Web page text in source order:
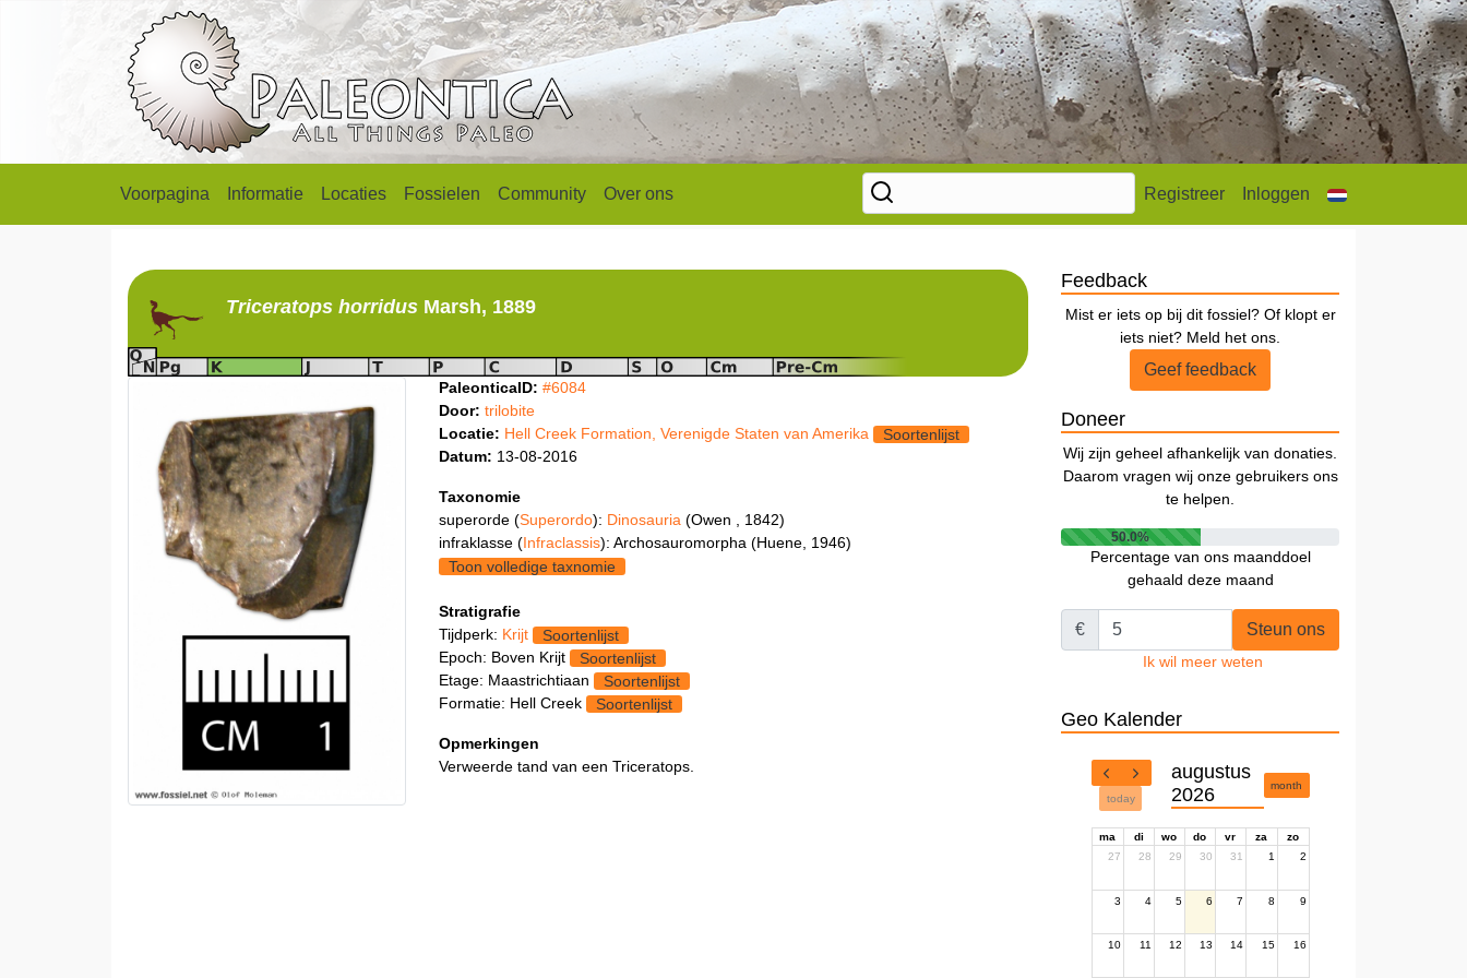
Voorpagina Informatie Locaties Fossielen Community Over ons Registreer Inloggen
Triceratopshorridus Marsh, 1889
PaleonticaID: #6084
Door: trilobite
Locatie: Hell Creek Formation, Verenigde Staten van Amerika
Soortenlijst
Datum: 13-08-2016
Taxonomie
superorde (Superordo): Dinosauria (Owen , 1842)
infraklasse (Infraclassis): Archosauromorpha (Huene, 1946)
Toon volledige taxnomie
Stratigrafie
Tijdperk: Krijt
Soortenlijst
Epoch: Boven Krijt
Soortenlijst
Etage: Maastrichtiaan
Soortenlijst
Formatie: Hell Creek
Soortenlijst
Opmerkingen
Verweerde tand van een Triceratops.
Feedback
Mist er iets op bij dit fossiel? Of klopt er
iets niet? Meld het ons.
Geef feedback
Doneer
Wij zijn geheel afhankelijk van donaties.
Daarom vragen wij onze gebruikers ons
te helpen.
50.0%
Percentage van ons maanddoel
gehaald deze maand
€ Steun ons
Ik wil meer weten
Geo Kalender
today
augustus
2026
month
ma di wo do vr za
zo
27
28 29 30 31 1 2
3 4 5 6 7 8 9
10 11 12 13 14 15 16